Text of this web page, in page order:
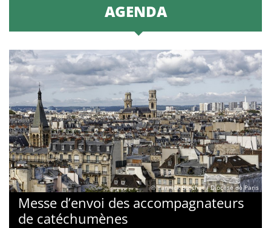
AGENDA
© Yannick Boschat / Diocèse de Paris
Messe d’envoi des accompagnateurs
de catéchumènes